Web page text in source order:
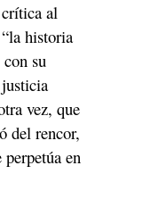
al
historia
su
vez, que
del rencor,
en